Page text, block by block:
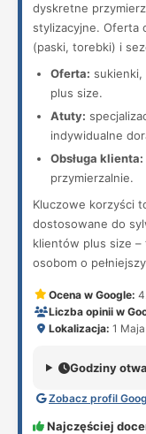
dyskretne
stylizacyjne. Oferta
(paski, torebki) i
Oferta: sukienki,
plus size.
Atuty:
indywidualne
Obsługa klienta:
przymierzalnie.
Kluczowe korzyści
dostosowane do
klientów plus size –
osobom o
Ocena w Google:
Liczba opinii w
Lokalizacja: 1
Godziny
Zobacz profil
Najczęściej